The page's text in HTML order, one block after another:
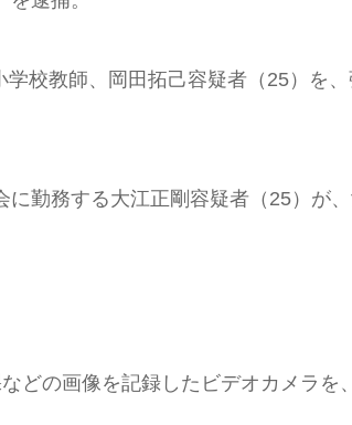
学校教師、岡田拓己容疑者（25）を
に勤務する大江正剛容疑者（25）が
どの画像を記録したビデオカメラを